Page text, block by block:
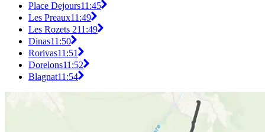
Place Dejours11:45
Les Preaux11:49
Les Rozets 211:49
Dinas11:50
Rorivas11:51
Dorelons11:52
Blagnat11:54